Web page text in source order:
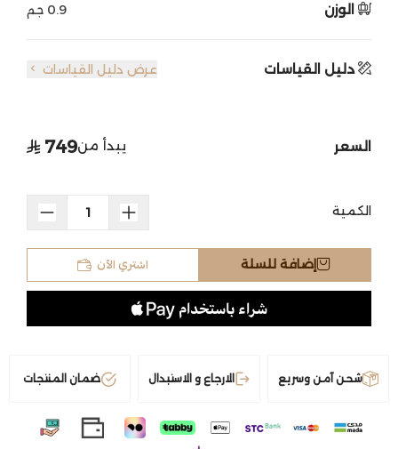
الوزن 0.9 جم
دليل القياسات عرض دليل القياسات
السعر يبدأ من749
الكمية
إضافة للسلة اشتري الآن
شحن آمن وسريع الارجاع و الاستبدال ضمان المنتجات